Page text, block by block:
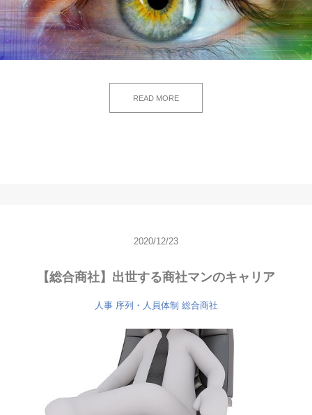
READ MORE
2020/12/23
【総合商社】出世する商社マンのキャリア
人事 序列・人員体制 総合商社